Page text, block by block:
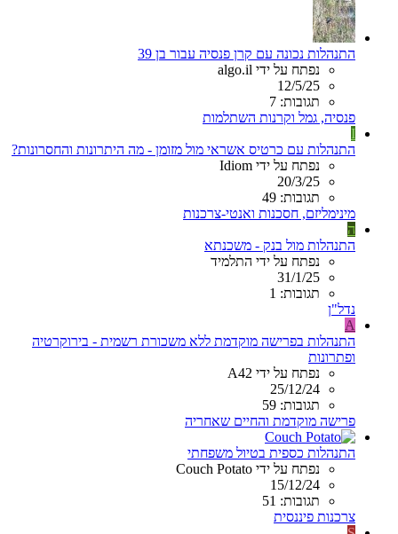
התנהלות נכונה עם קרן פנסיה עבור בן 39
נפתח על ידי algo.il
12/5/25
תגובות: 7
פנסיה, גמל וקרנות השתלמות
I
התנהלות עם כרטיס אשראי מול מזומן - מה היתרונות והחסרונות?
נפתח על ידי Idiom
20/3/25
תגובות: 49
מינימליזם, חסכנות ואנטי-צרכנות
ה
התנהלות מול בנק - משכנתא
נפתח על ידי התלמיד
31/1/25
תגובות: 1
נדל"ן
A
התנהלות בפרישה מוקדמת ללא משכורת רשמית - בירוקרטיה
ופתרונות
נפתח על ידי A42
25/12/24
תגובות: 59
פרישה מוקדמת והחיים שאחריה
התנהלות כספית בטיול משפחתי
נפתח על ידי Couch Potato
15/12/24
תגובות: 51
צרכנות פיננסית